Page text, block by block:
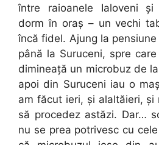
între raioanele Ialoveni și
dorm în oraș – un vechi
încă fidel. Ajung la
până la Suruceni, spre
dimineață un microbuz de
apoi din Suruceni iau o
am făcut ieri, și alaltăieri, și
să procedez astăzi. Dar…
nu se prea potrivesc cu